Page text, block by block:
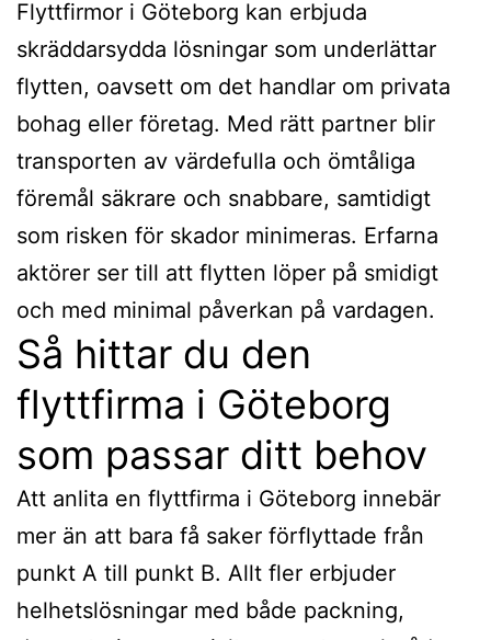
Flyttfirmor i Göteborg kan erbjuda
skräddarsydda lösningar som underlättar
flytten, oavsett om det handlar om privata
bohag eller företag. Med rätt partner blir
transporten av värdefulla och ömtåliga
föremål säkrare och snabbare, samtidigt
som risken för skador minimeras. Erfarna
aktörer ser till att flytten löper på smidigt
och med minimal påverkan på vardagen.
Så hittar du den
flyttfirma i Göteborg
som passar ditt behov
Att anlita en flyttfirma i Göteborg innebär
mer än att bara få saker förflyttade från
punkt A till punkt B. Allt fler erbjuder
helhetslösningar med både packning,